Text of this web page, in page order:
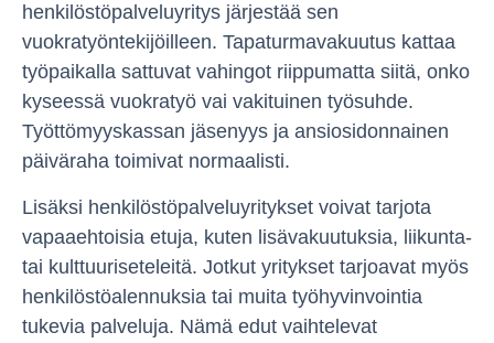
henkilöstöpalveluyritys järjestää sen
vuokratyöntekijöilleen. Tapaturmavakuutus kattaa
työpaikalla sattuvat vahingot riippumatta siitä, onko
kyseessä vuokratyö vai vakituinen työsuhde.
Työttömyyskassan jäsenyys ja ansiosidonnainen
päiväraha toimivat normaalisti.
Lisäksi henkilöstöpalveluyritykset voivat tarjota
vapaaehtoisia etuja, kuten lisävakuutuksia, liikunta-
tai kulttuuriseteleitä. Jotkut yritykset tarjoavat myös
henkilöstöalennuksia tai muita työhyvinvointia
tukevia palveluja. Nämä edut vaihtelevat